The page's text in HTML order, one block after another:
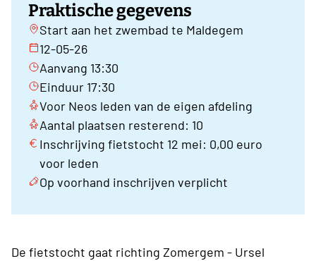
Praktische gegevens
Start aan het zwembad te Maldegem
12-05-26
Aanvang 13:30
Einduur 17:30
Voor Neos leden van de eigen afdeling
Aantal plaatsen resterend: 10
Inschrijving fietstocht 12 mei: 0,00 euro
voor leden
Op voorhand inschrijven verplicht
De fietstocht gaat richting Zomergem - Ursel